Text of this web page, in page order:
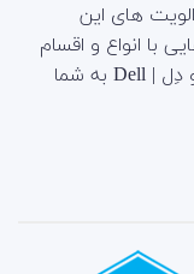
های این
با انواع و اقسام
برندهایی نظیر اچ پی | HP لنوو | Lenovo و دِل | Dell به شما